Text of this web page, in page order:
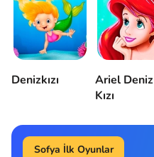
Denizkızı
Ariel Deniz
Kızı
Sofya İlk Oyunlar